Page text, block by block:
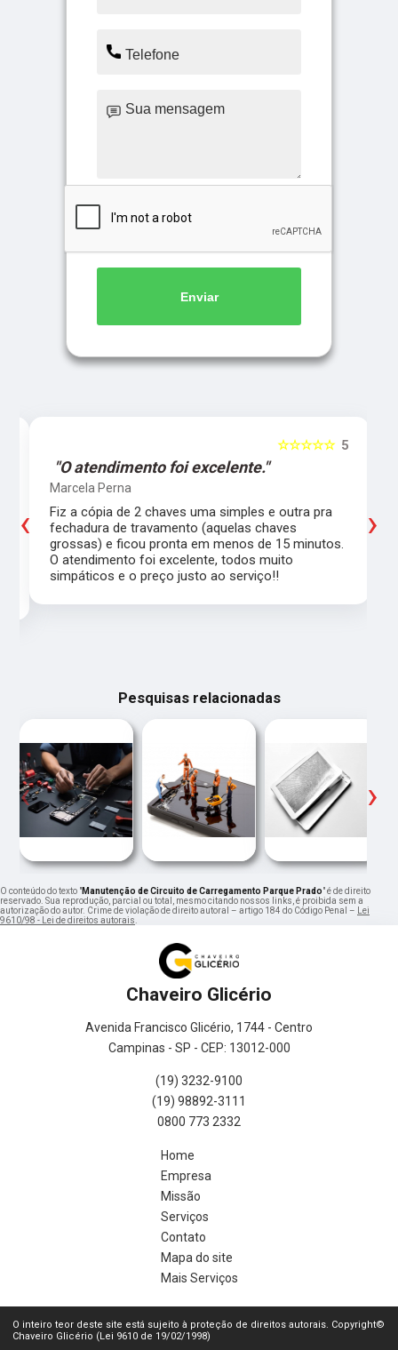
Enviar
5
☆☆☆☆☆
"O atendimento foi excelente."
Marcela Perna
Fiz a cópia de 2 chaves uma simples e outra pra
fechadura de travamento (aquelas chaves
grossas) e ficou pronta em menos de 15 minutos.
O atendimento foi excelente, todos muito
simpáticos e o preço justo ao serviço!!
‹ ›
Pesquisas relacionadas
‹ ›
O conteúdo do texto "Manutenção de Circuito de Carregamento Parque Prado" é de direito
reservado. Sua reprodução, parcial ou total, mesmo citando nossos links, é proibida sem a
autorização do autor. Crime de violação de direito autoral – artigo 184 do Código Penal – Lei
9610/98 - Lei de direitos autorais.
Chaveiro Glicério
Avenida Francisco Glicério, 1744 - Centro
Campinas - SP - CEP: 13012-000
(19) 3232-9100
(19) 98892-3111
0800 773 2332
Home
Empresa
Missão
Serviços
Contato
Mapa do site
Mais Serviços
O inteiro teor deste site está sujeito à proteção de direitos autorais. Copyright©
Chaveiro Glicério (Lei 9610 de 19/02/1998)